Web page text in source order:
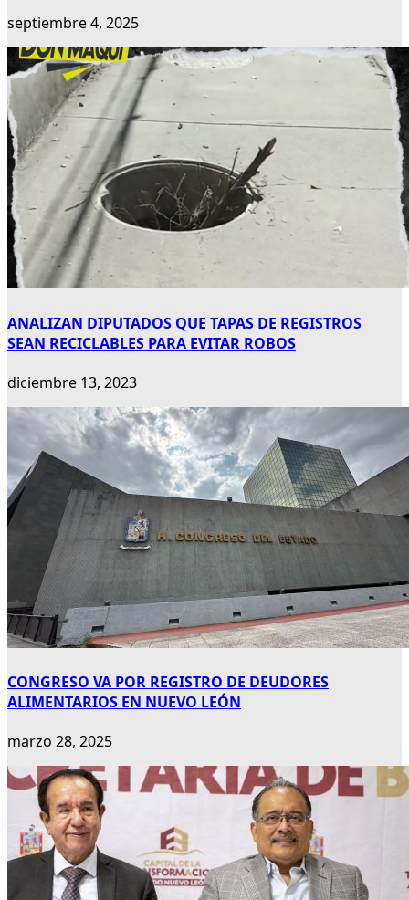
septiembre 4, 2025
ANALIZAN DIPUTADOS QUE TAPAS DE REGISTROS
SEAN RECICLABLES PARA EVITAR ROBOS
diciembre 13, 2023
CONGRESO VA POR REGISTRO DE DEUDORES
ALIMENTARIOS EN NUEVO LEÓN
marzo 28, 2025